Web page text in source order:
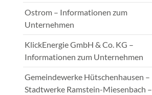
Ostrom – Informationen zum
Unternehmen
KlickEnergie GmbH & Co. KG –
Informationen zum Unternehmen
Gemeindewerke Hütschenhausen –
Stadtwerke Ramstein-Miesenbach –